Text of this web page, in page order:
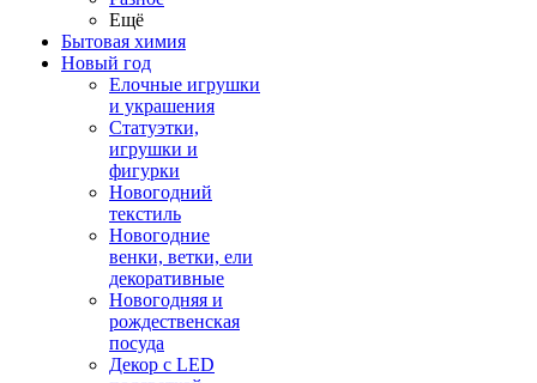
Ещё
Бытовая химия
Новый год
Елочные игрушки
и украшения
Статуэтки,
игрушки и
фигурки
Новогодний
текстиль
Новогодние
венки, ветки, ели
декоративные
Новогодняя и
рождественская
посуда
Декор с LED